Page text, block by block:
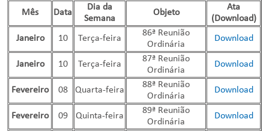
Mês Data
Dia da
Semana
Objeto
Ata
(Download)
Janeiro 10 Terça-feira
86ª Reunião
Ordinária
Download
Janeiro 10 Terça-feira
87ª Reunião
Ordinária
Download
Fevereiro 08 Quarta-feira
88ª Reunião
Ordinária
Download
Fevereiro 09 Quinta-feira
89ª Reunião
Ordinária
Download